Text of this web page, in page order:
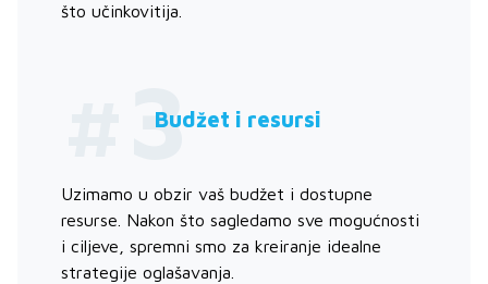
što učinkovitija.
#3Budžet i resursi
Uzimamo u obzir vaš budžet i dostupne
resurse. Nakon što sagledamo sve mogućnosti
i ciljeve, spremni smo za kreiranje idealne
strategije oglašavanja.